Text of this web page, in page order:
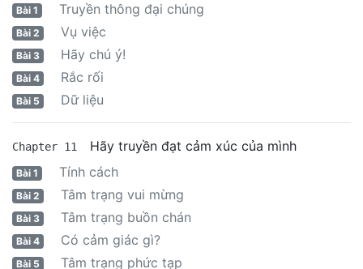
Bài 1 Truyền thông đại chúng
Bài 2 Vụ việc
Bài 3 Hãy chú ý!
Bài 4 Rắc rối
Bài 5 Dữ liệu
Chapter 11 Hãy truyền đạt cảm xúc của mình
Bài 1 Tính cách
Bài 2 Tâm trạng vui mừng
Bài 3 Tâm trạng buồn chán
Bài 4 Có cảm giác gì?
Bài 5 Tâm trạng phức tạp